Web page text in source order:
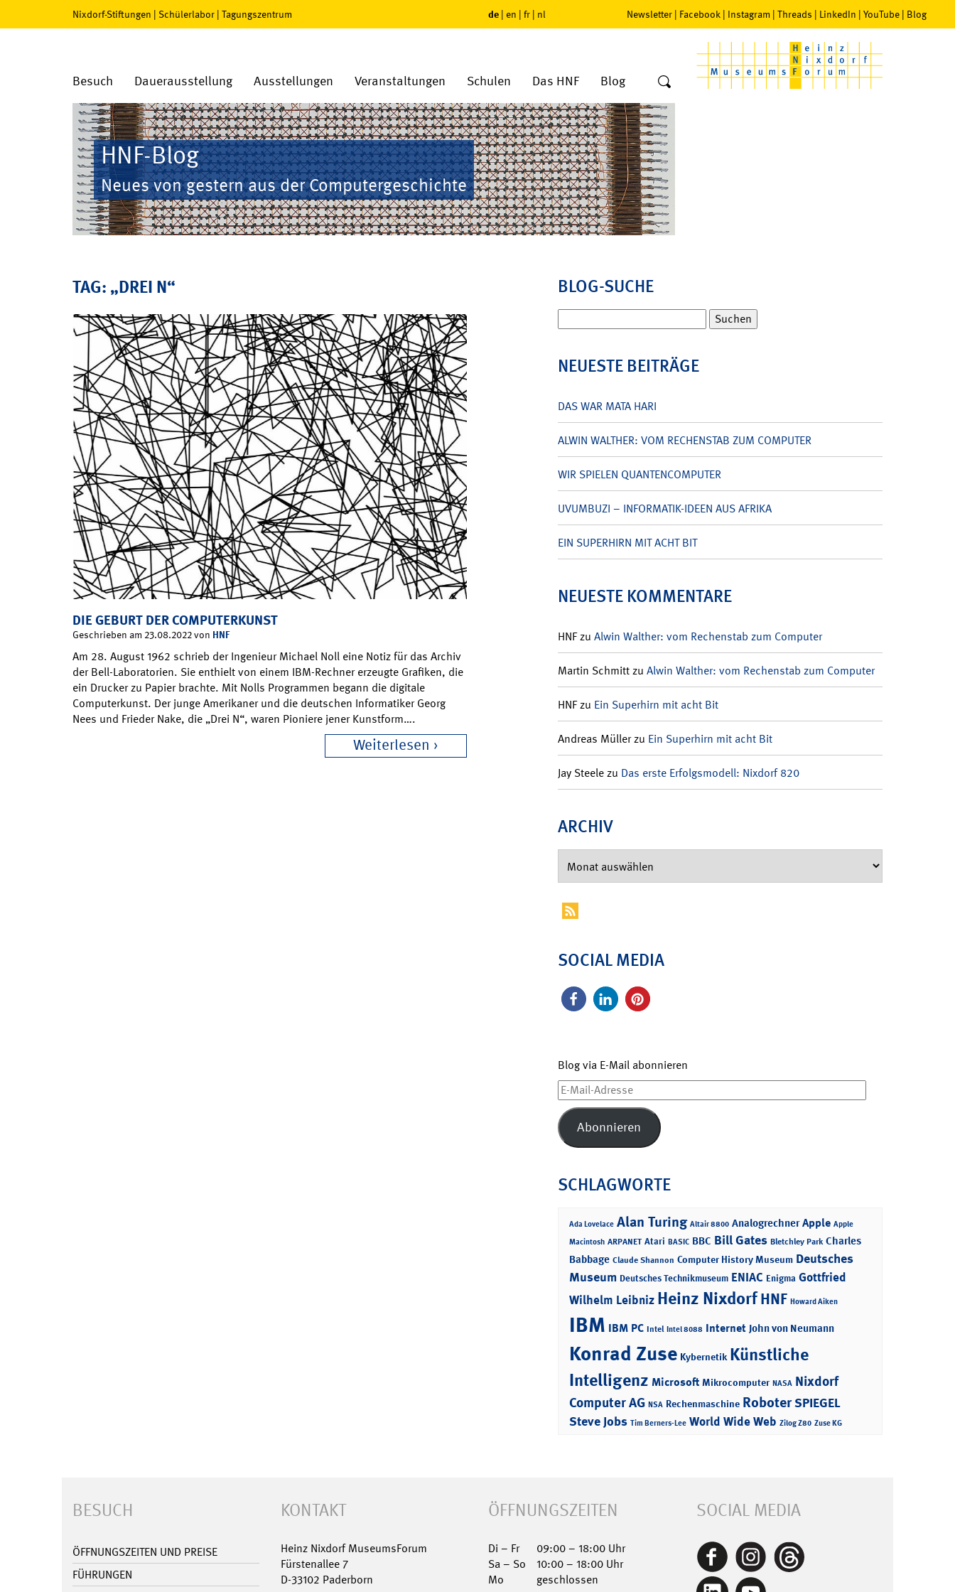
Nixdorf-Stiftungen | Schülerlabor | Tagungszentrum de | en | fr | nl Newsletter | Facebook | Instagram | Threads | LinkedIn | YouTube | Blog
Besuch Dauerausstellung Ausstellungen Veranstaltungen Schulen Das HNF Blog
HNF-Blog
Neues von gestern aus der Computergeschichte
TAG: „DREI N“
DIE GEBURT DER COMPUTERKUNST
Geschrieben am 23.08.2022 von HNF
Am 28. August 1962 schrieb der Ingenieur Michael Noll eine Notiz für das Archiv
der Bell-Laboratorien. Sie enthielt von einem IBM-Rechner erzeugte Grafiken, die
ein Drucker zu Papier brachte. Mit Nolls Programmen begann die digitale
Computerkunst. Der junge Amerikaner und die deutschen Informatiker Georg
Nees und Frieder Nake, die „Drei N“, waren Pioniere jener Kunstform….
Weiterlesen
BLOG-SUCHE
nach:
NEUESTE BEITRÄGE
DAS WAR MATA HARI
ALWIN WALTHER: VOM RECHENSTAB ZUM COMPUTER
WIR SPIELEN QUANTENCOMPUTER
UVUMBUZI – INFORMATIK-IDEEN AUS AFRIKA
EIN SUPERHIRN MIT ACHT BIT
NEUESTE KOMMENTARE
HNFzu Alwin Walther: vom Rechenstab zum Computer
Martin Schmittzu Alwin Walther: vom Rechenstab zum Computer
HNFzu Ein Superhirn mit acht Bit
Andreas Müllerzu Ein Superhirn mit acht Bit
Jay Steelezu Das erste Erfolgsmodell: Nixdorf 820
ARCHIV
SOCIAL MEDIA
Blog via E-Mail abonnieren
E-
Mail-
Adresse
Abonnieren
SCHLAGWORTE
Ada Lovelace Alan Turing Altair 8800 Analogrechner Apple Apple
Macintosh ARPANET Atari BASIC BBC Bill Gates Bletchley Park Charles
Babbage Claude Shannon Computer History Museum Deutsches
Museum Deutsches Technikmuseum ENIAC Enigma Gottfried
Wilhelm Leibniz Heinz NixdorfHNF Howard Aiken
IBM IBM PC Intel Intel 8088 Internet John von Neumann
Konrad Zuse Kybernetik Künstliche
Intelligenz Microsoft Mikrocomputer NASA Nixdorf
Computer AG NSA Rechenmaschine RoboterSPIEGEL
Steve Jobs Tim Berners-Lee World Wide Web Zilog Z80 Zuse KG
BESUCH
ÖFFNUNGSZEITEN UND PREISE
FÜHRUNGEN
KONTAKT
Heinz Nixdorf MuseumsForum
Fürstenallee 7
D-33102 Paderborn
ÖFFNUNGSZEITEN
Di – Fr
09:00 – 18:00 Uhr
Sa – So
10:00 – 18:00 Uhr
Mo
geschlossen
SOCIAL MEDIA